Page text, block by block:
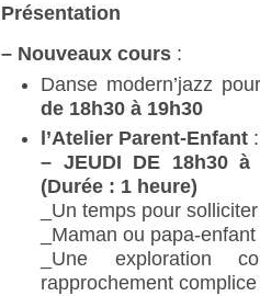
Présentation
– Nouveaux cours :
Danse modern’jazz
de 18h30 à 19h30
l’Atelier Parent-Enfant :
– JEUDI DE 18h30
(Durée : 1 heure)
_Un temps pour
_Maman ou papa-
_Une exploration
rapprochement